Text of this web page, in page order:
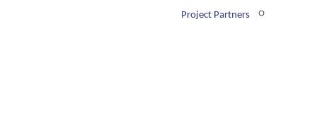
Project Partners